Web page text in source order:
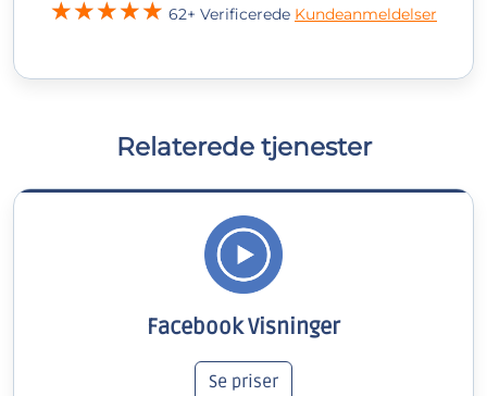
62+ Verificerede Kundeanmeldelser
Relaterede tjenester
Facebook Visninger
Se priser